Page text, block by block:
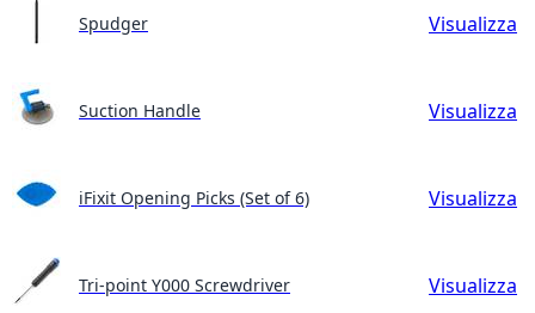
Spudger Visualizza
Suction Handle Visualizza
iFixit Opening Picks (Set of 6) Visualizza
Tri-point Y000 Screwdriver Visualizza